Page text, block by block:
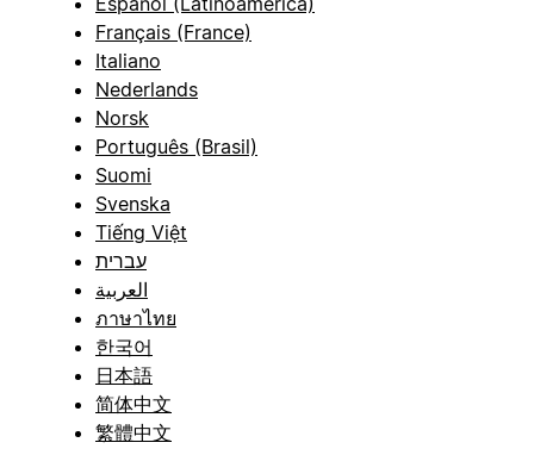
Français (France)
Italiano
Nederlands
Norsk
Português (Brasil)
Suomi
Svenska
Tiếng Việt
עברית
العربية
ภาษาไทย
한국어
日本語
简体中文
繁體中文